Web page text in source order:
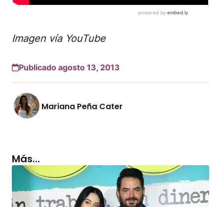
Imagen vía YouTube
Publicado agosto 13, 2013
Mariana Peña Cater
Más...